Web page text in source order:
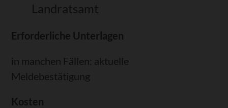
Landratsamt
Erforderliche Unterlagen
in manchen Fällen: aktuelle
Meldebestätigung
Kosten